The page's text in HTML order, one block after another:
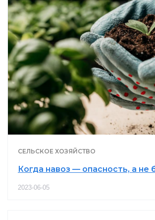
СЕЛЬСКОЕ ХОЗЯЙСТВО
Когда навоз — опасность, а не
2023-06-05